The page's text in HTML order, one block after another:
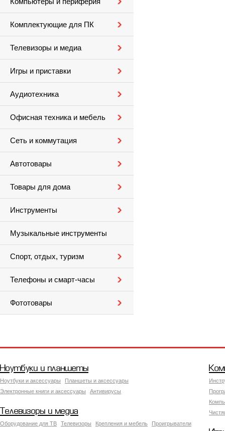
Комплектующие для ПК
Телевизоры и медиа
Игры и приставки
Аудиотехника
Офисная техника и мебель
Сеть и коммутация
Автотовары
Товары для дома
Инструменты
Музыкальные инструменты
Спорт, отдых, туризм
Телефоны и смарт-часы
Фототовары
Ноутбуки и планшеты
Ноутбуки и аксессуары
Планшеты и аксессуары
Электронные книги и аксессуары
Антивирусы
Телевизоры и медиа
Оборудование для ТВ Телевизоры Крепления и мебель
Проигрыватели